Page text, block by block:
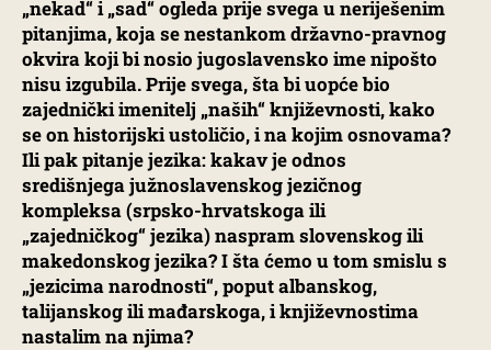
„nekad“ i „sad“ ogleda prije svega u neriješenim
pitanjima, koja se nestankom državno-pravnog
okvira koji bi nosio jugoslavensko ime nipošto
nisu izgubila. Prije svega, šta bi uopće bio
zajednički imenitelj „naših“ književnosti, kako
se on historijski ustoličio, i na kojim osnovama?
Ili pak pitanje jezika: kakav je odnos
središnjega južnoslavenskog jezičnog
kompleksa (srpsko-hrvatskoga ili
„zajedničkog“ jezika) naspram slovenskog ili
makedonskog jezika? I šta ćemo u tom smislu s
„jezicima narodnosti“, poput albanskog,
talijanskog ili mađarskoga, i književnostima
nastalim na njima?